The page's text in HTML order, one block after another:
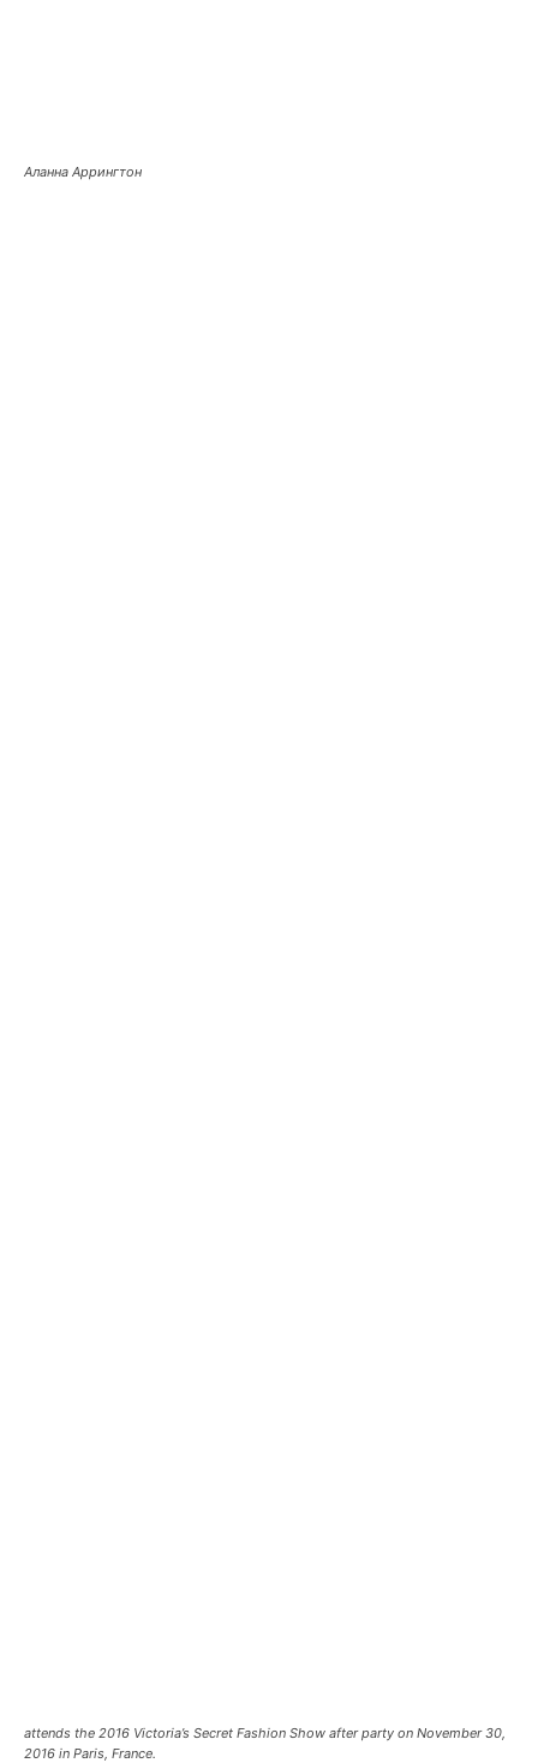
Аланна Аррингтон
attends the 2016 Victoria’s Secret Fashion Show after party on November 30,
2016 in Paris, France.